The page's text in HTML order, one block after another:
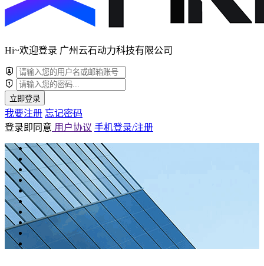
Hi~欢迎登录 广州云石动力科技有限公司
立即登录
我要注册 忘记密码
登录即同意 用户协议 手机登录/注册